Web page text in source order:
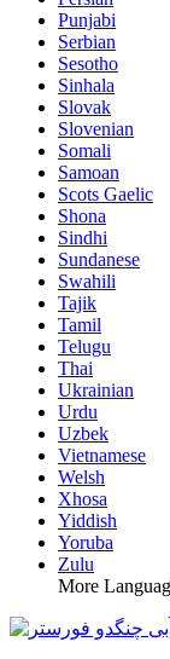
Punjabi
Serbian
Sesotho
Sinhala
Slovak
Slovenian
Somali
Samoan
Scots Gaelic
Shona
Sindhi
Sundanese
Swahili
Tajik
Tamil
Telugu
Thai
Ukrainian
Urdu
Uzbek
Vietnamese
Welsh
Xhosa
Yiddish
Yoruba
Zulu
More